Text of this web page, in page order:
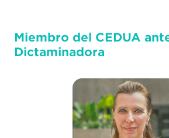
Miembro del CEDUA
Dictaminadora